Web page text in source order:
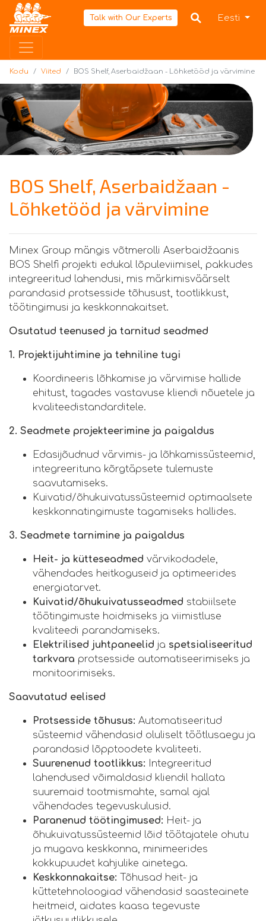
Talk with Our Experts Eesti
Kodu Viited BOS Shelf, Aserbaidžaan - Lõhketööd ja värvimine
BOS Shelf, Aserbaidžaan -
Lõhketööd ja värvimine
Minex Group mängis võtmerolli Aserbaidžaanis
BOS Shelfi projekti edukal lõpuleviimisel, pakkudes
integreeritud lahendusi, mis märkimisväärselt
parandasid protsesside tõhusust, tootlikkust,
töötingimusi ja keskkonnakaitset.
Osutatud teenused ja tarnitud seadmed
1. Projektijuhtimine ja tehniline tugi
Koordineeris lõhkamise ja värvimise hallide
ehitust, tagades vastavuse kliendi nõuetele ja
kvaliteedistandarditele.
2. Seadmete projekteerimine ja paigaldus
Edasijõudnud värvimis- ja lõhkamissüsteemid,
integreerituna kõrgtäpsete tulemuste
saavutamiseks.
Kuivatid/õhukuivatussüsteemid optimaalsete
keskkonnatingimuste tagamiseks hallides.
3. Seadmete tarnimine ja paigaldus
Heit- ja kütteseadmed värvikodadele,
vähendades heitkoguseid ja optimeerides
energiatarvet.
Kuivatid/õhukuivatusseadmed stabiilsete
töötingimuste hoidmiseks ja viimistluse
kvaliteedi parandamiseks.
Elektrilised juhtpaneelid ja spetsialiseeritud
tarkvara protsesside automatiseerimiseks ja
monitoorimiseks.
Saavutatud eelised
Protsesside tõhusus: Automatiseeritud
süsteemid vähendasid oluliselt töötlusaegu ja
parandasid lõpptoodete kvaliteeti.
Suurenenud tootlikkus: Integreeritud
lahendused võimaldasid kliendil hallata
suuremaid tootmismahte, samal ajal
vähendades tegevuskulusid.
Paranenud töötingimused: Heit- ja
õhukuivatussüsteemid lõid töötajatele ohutu
ja mugava keskkonna, minimeerides
kokkupuudet kahjulike ainetega.
Keskkonnakaitse:
Tõhusad heit- ja
küttetehnoloogiad vähendasid saasteainete
heitmeid, aidates kaasa tegevuste